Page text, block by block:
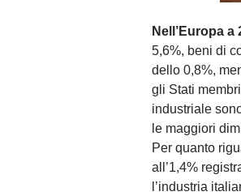
Nell’Europa a
5,6%, beni di
dello 0,8%,
gli Stati
industriale
le maggiori
Per quanto
all’1,4%
l’industria